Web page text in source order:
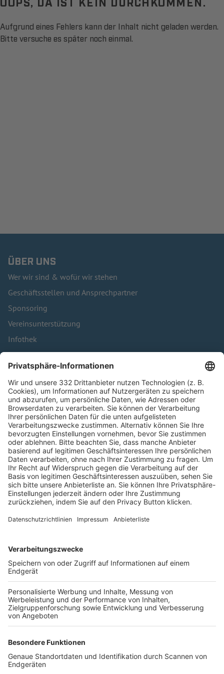
Aufgrund eines Fehlers kann der Inhalt nicht geladen werden.
Bitte versuche es später noch einmal.
ÜBER UNS
Wer wir sind & wofür wir stehen
Geschäftsstellen und Ansprechpartner
Sponsoring
Vereinsunterstützung
Infothek
Kontakt
HÄUFIG BESUCHTE SEITEN
Pässe und Vereinswechsel
Trainerausbildung
Schulungsangebot Vereinsmitarbeiter
BFV-Geschäftsstellen
Trainerbörse
Login SpielPlus
FOLGE DEM BFV
TOP-VEREINE
TOP-PARTNER